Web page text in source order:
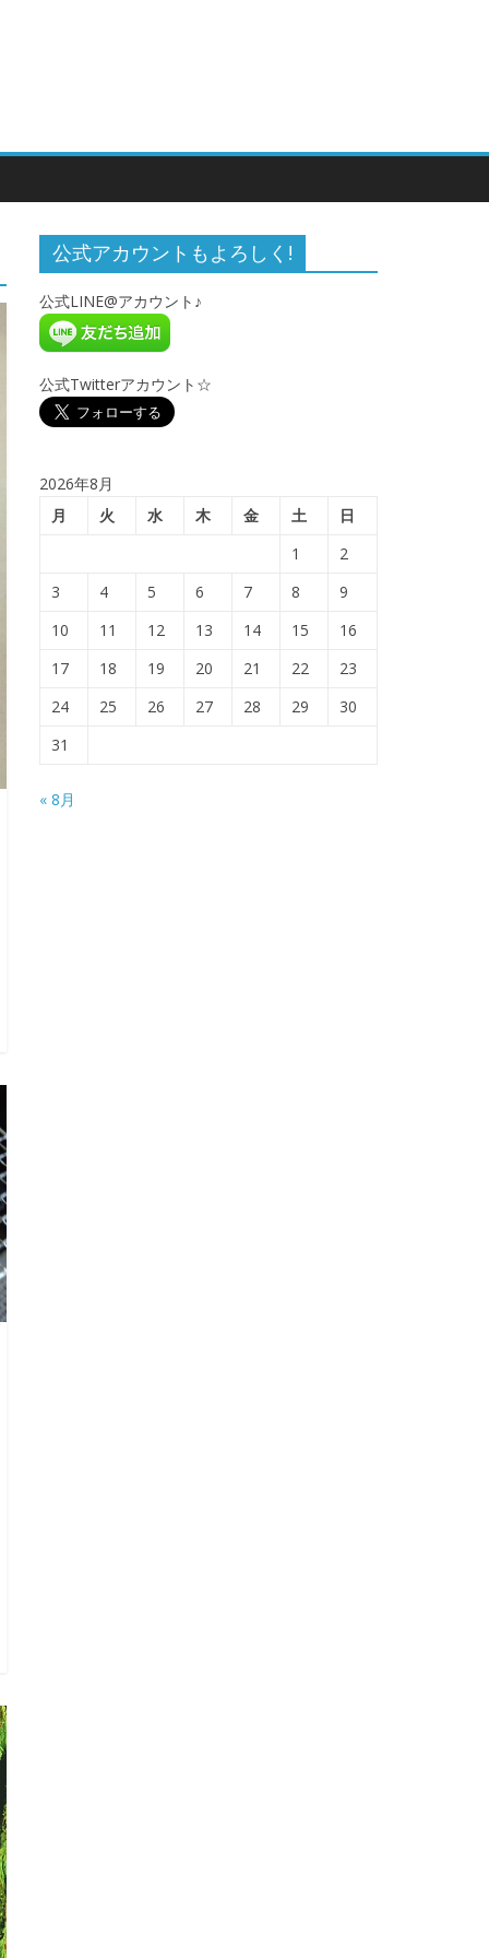
公式アカウントもよろしく!
公式LINE@アカウント♪
公式Twitterアカウント☆
2026年8月
月
火 水 木 金 土
日
1
2
3
4 5 6 7 8
9
10
11 12 13 14 15
16
17
18 19 20 21 22
23
24
25 26 27 28 29
30
31
« 8月